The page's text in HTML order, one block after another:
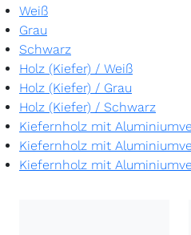
Weiß
Grau
Schwarz
Holz (Kiefer) / Weiß
Holz (Kiefer) / Grau
Holz (Kiefer) / Schwarz
Kiefernholz mit
Kiefernholz mit
Kiefernholz mit